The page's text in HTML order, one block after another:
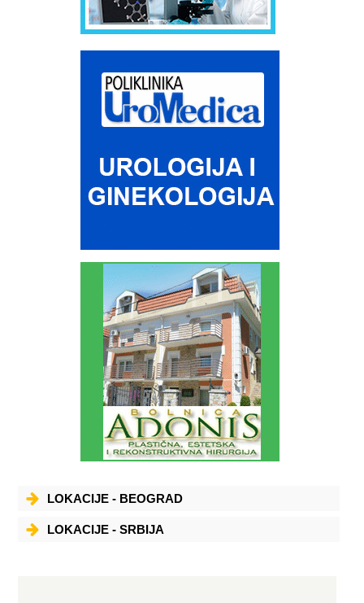
LOKACIJE - BEOGRAD
LOKACIJE - SRBIJA